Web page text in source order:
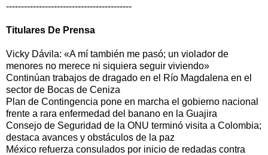
------------------------------------------
Titulares De Prensa
Vicky Dávila: «A mí también me pasó; un violador de
menores no merece ni siquiera seguir viviendo»
Continúan trabajos de dragado en el Río Magdalena en el
sector de Bocas de Ceniza
Plan de Contingencia pone en marcha el gobierno nacional
frente a rara enfermedad del banano en la Guajira
Consejo de Seguridad de la ONU terminó visita a Colombia;
destaca avances y obstáculos de la paz
México refuerza consulados por inicio de redadas contra